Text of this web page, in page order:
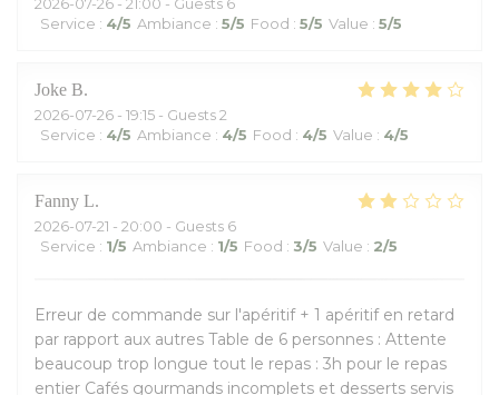
2026-07-26 - 21:00 - Guests 6
Service : 4/5 Ambiance : 5/5 Food : 5/5 Value : 5/5
Joke B
2026-07-26 - 19:15 - Guests 2
Service : 4/5 Ambiance : 4/5 Food : 4/5 Value : 4/5
Fanny L
2026-07-21 - 20:00 - Guests 6
Service : 1/5 Ambiance : 1/5 Food : 3/5 Value : 2/5
Erreur de commande sur l'apéritif + 1 apéritif en retard
par rapport aux autres Table de 6 personnes : Attente
beaucoup trop longue tout le repas : 3h pour le repas
entier Cafés gourmands incomplets et desserts servis